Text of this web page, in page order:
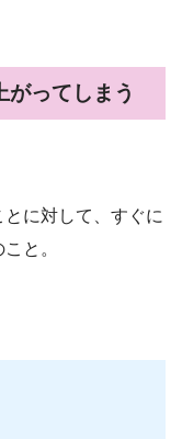
がってしまう
に対して、すぐに
と。